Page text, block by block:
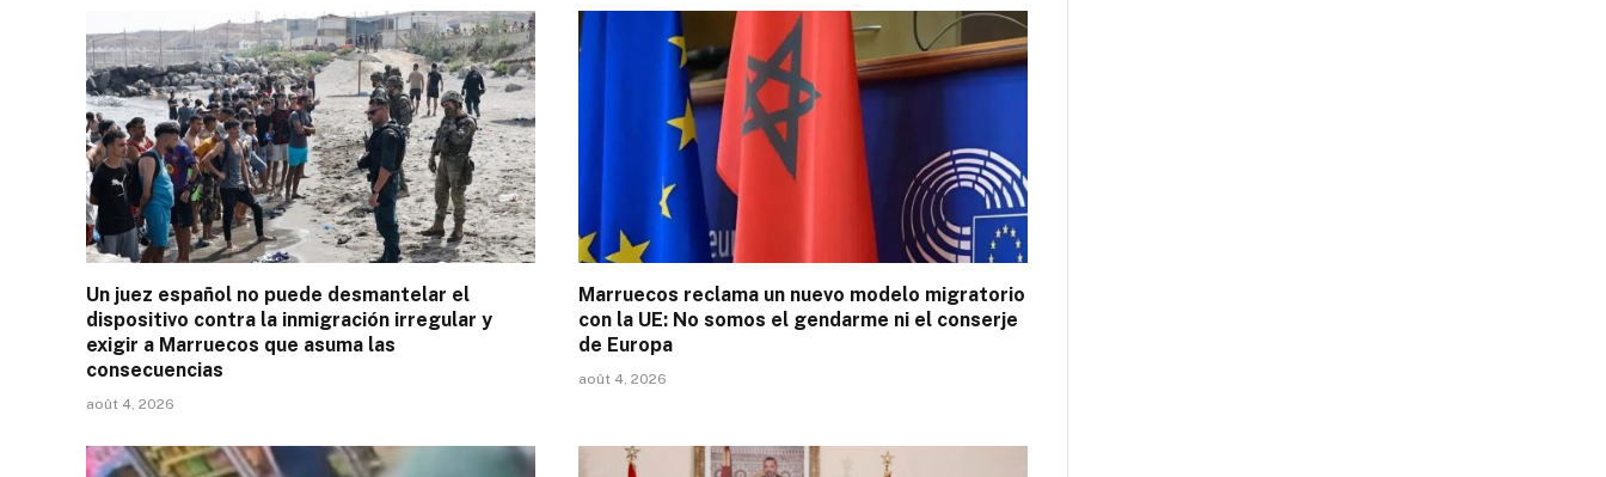
Un juez español no puede desmantelar el
dispositivo contra la inmigración irregular y
exigir a Marruecos que asuma las
consecuencias
août 4, 2026
Marruecos reclama un nuevo modelo migratorio
con la UE: No somos el gendarme ni el conserje
de Europa
août 4, 2026